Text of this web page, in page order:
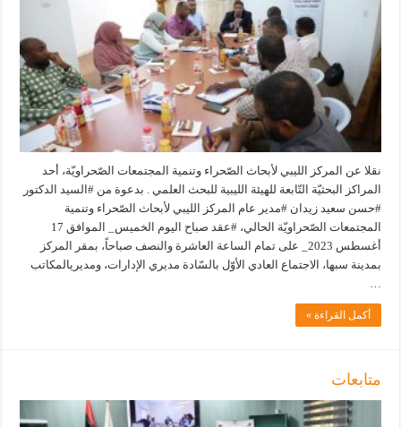
نقلا عن المركز الليبي لأبحاث الصّحراء وتنمية المجتمعات الصّحراويّة، أحد
المراكز البحثيّة التّابعة للهيئة الليبية للبحث العلمي . بدعوة من #السيد الدكتور
#حسن سعيد زيدان #مدير عام المركز الليبي لأبحاث الصّحراء وتنمية
المجتمعات الصّحراويّة الحالي، #عقد صباح اليوم الخميس_ الموافق 17
أغسطس 2023_ على تمام الساعة العاشرة والنصف صباحاً، بمقر المركز
بمدينة سبها، الاجتماع العادي الأوّل بالسّادة مديري الإدارات، ومديريالمكاتب
أكمل القراءة »
متابعات